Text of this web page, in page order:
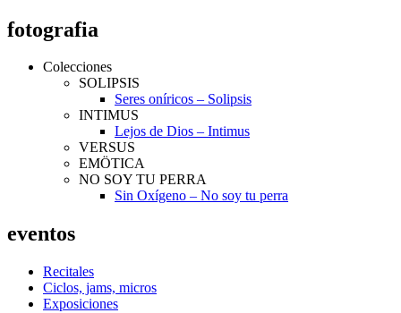
fotografia
Colecciones
SOLIPSIS
Seres oníricos – Solipsis
INTIMUS
Lejos de Dios – Intimus
VERSUS
EMÖTICA
NO SOY TU PERRA
Sin Oxígeno – No soy tu perra
eventos
Recitales
Ciclos, jams, micros
Exposiciones